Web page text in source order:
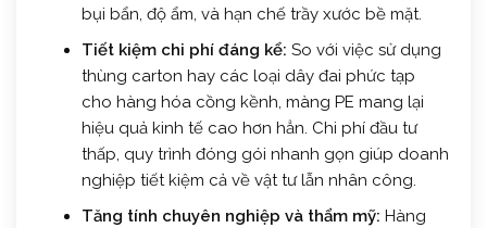
bụi bẩn, độ ẩm, và hạn chế trầy xước bề mặt.
Tiết kiệm chi phí đáng kể: So với việc sử dụng
thùng carton hay các loại dây đai phức tạp
cho hàng hóa cồng kềnh, màng PE mang lại
hiệu quả kinh tế cao hơn hẳn. Chi phí đầu tư
thấp, quy trình đóng gói nhanh gọn giúp doanh
nghiệp tiết kiệm cả về vật tư lẫn nhân công.
Tăng tính chuyên nghiệp và thẩm mỹ: Hàng